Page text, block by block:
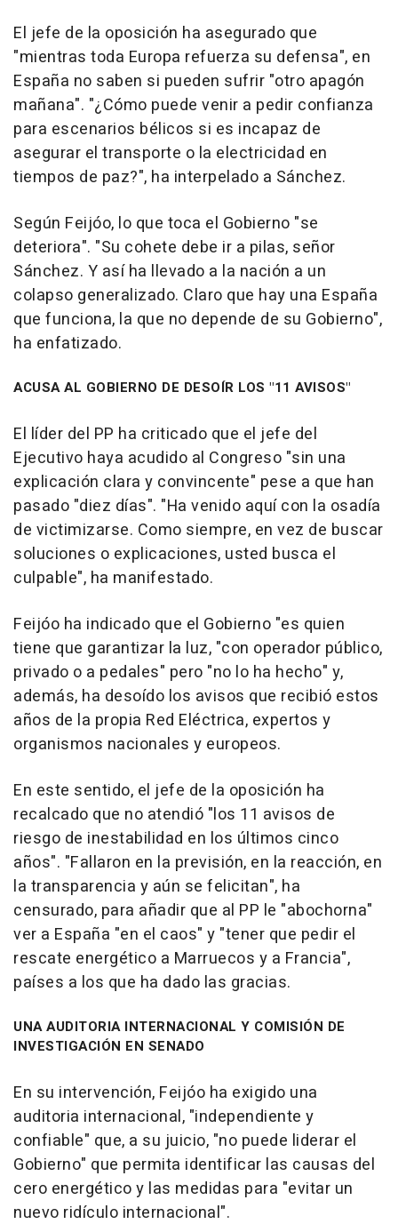
El jefe de la oposición ha asegurado que
"mientras toda Europa refuerza su defensa", en
España no saben si pueden sufrir "otro apagón
mañana". "¿Cómo puede venir a pedir confianza
para escenarios bélicos si es incapaz de
asegurar el transporte o la electricidad en
tiempos de paz?", ha interpelado a Sánchez.
Según Feijóo, lo que toca el Gobierno "se
deteriora". "Su cohete debe ir a pilas, señor
Sánchez. Y así ha llevado a la nación a un
colapso generalizado. Claro que hay una España
que funciona, la que no depende de su Gobierno",
ha enfatizado.
ACUSA AL GOBIERNO DE DESOÍR LOS "11 AVISOS"
El líder del PP ha criticado que el jefe del
Ejecutivo haya acudido al Congreso "sin una
explicación clara y convincente" pese a que han
pasado "diez días". "Ha venido aquí con la osadía
de victimizarse. Como siempre, en vez de buscar
soluciones o explicaciones, usted busca el
culpable", ha manifestado.
Feijóo ha indicado que el Gobierno "es quien
tiene que garantizar la luz, "con operador público,
privado o a pedales" pero "no lo ha hecho" y,
además, ha desoído los avisos que recibió estos
años de la propia Red Eléctrica, expertos y
organismos nacionales y europeos.
En este sentido, el jefe de la oposición ha
recalcado que no atendió "los 11 avisos de
riesgo de inestabilidad en los últimos cinco
años". "Fallaron en la previsión, en la reacción, en
la transparencia y aún se felicitan", ha
censurado, para añadir que al PP le "abochorna"
ver a España "en el caos" y "tener que pedir el
rescate energético a Marruecos y a Francia",
países a los que ha dado las gracias.
UNA AUDITORIA INTERNACIONAL Y COMISIÓN DE
INVESTIGACIÓN EN SENADO
En su intervención, Feijóo ha exigido una
auditoria internacional, "independiente y
confiable" que, a su juicio, "no puede liderar el
Gobierno" que permita identificar las causas del
cero energético y las medidas para "evitar un
nuevo ridículo internacional".